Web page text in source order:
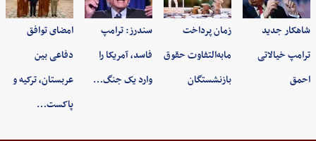
شاهکار جدید
ترامپ خیالاتی
احمق
زمان پرداخت
مابه‌التفاوت حقوق
بازنشستگان
سندرز: ترامپ
فاسد، آمریکا را
وارد یک جنگ…
امضای توافق
دفاعی بین
عربستان، ترکیه و
پاکست…